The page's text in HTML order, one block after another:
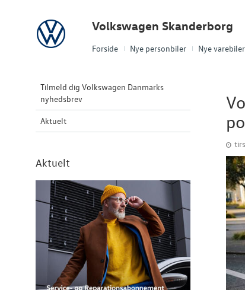
Forside Nye personbiler Nye varebiler
Volkswagen Volkswagen Skanderborg
Tilmeld dig Volkswagen Danmarks
nyhedsbrev
Aktuelt
Aktuelt